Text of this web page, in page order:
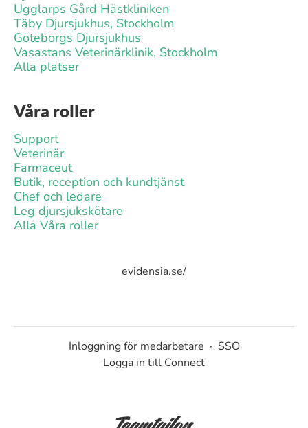
Ugglarps Gård Hästkliniken
Täby Djursjukhus, Stockholm
Göteborgs Djursjukhus
Vasastans Veterinärklinik, Stockholm
Alla platser
Våra roller
Support
Veterinär
Farmaceut
Butik, reception och kundtjänst
Chef och ledare
Leg djursjukskötare
Alla Våra roller
evidensia.se/
Inloggning för medarbetare · SSO
Logga in till Connect